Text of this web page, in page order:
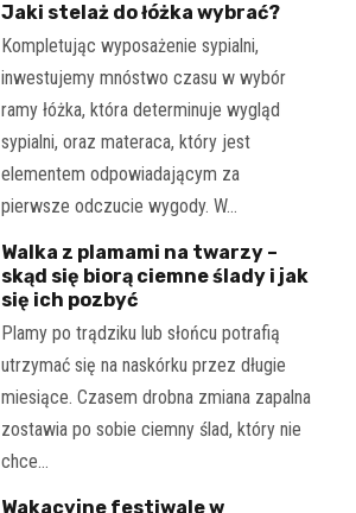
Jaki stelaż do łóżka wybrać?
Kompletując wyposażenie sypialni,
inwestujemy mnóstwo czasu w wybór
ramy łóżka, która determinuje wygląd
sypialni, oraz materaca, który jest
elementem odpowiadającym za
pierwsze odczucie wygody. W…
Walka z plamami na twarzy –
skąd się biorą ciemne ślady i jak
się ich pozbyć
Plamy po trądziku lub słońcu potrafią
utrzymać się na naskórku przez długie
miesiące. Czasem drobna zmiana zapalna
zostawia po sobie ciemny ślad, który nie
chce…
Wakacyjne festiwale w